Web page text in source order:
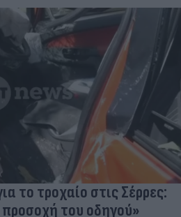
το τροχαίο στις Σέρρες:
του οδηγού»